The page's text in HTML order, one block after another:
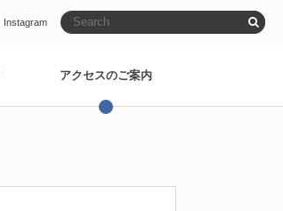
Instagram
アクセスのご案内